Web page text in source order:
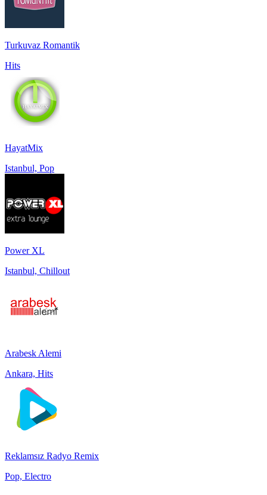
Turkuvaz Romantik
Hits
HayatMix
Istanbul, Pop
Power XL
Istanbul, Chillout
Arabesk Alemi
Ankara, Hits
Reklamsız Radyo Remix
Pop, Electro